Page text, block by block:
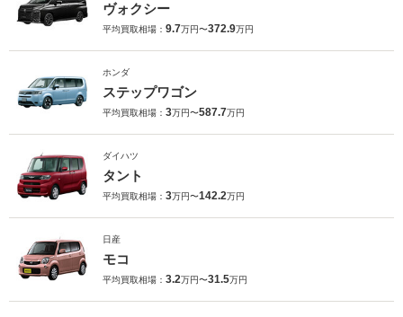
ヴォクシー
平均買取相場： 9.7万円〜372.9万円
ホンダ
ステップワゴン
平均買取相場： 3万円〜587.7万円
ダイハツ
タント
平均買取相場： 3万円〜142.2万円
日産
モコ
平均買取相場： 3.2万円〜31.5万円